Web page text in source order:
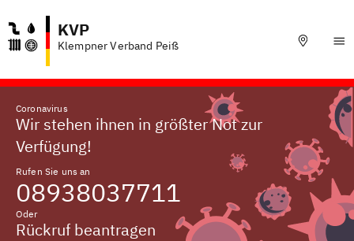
KVP
Klempner Verband Peiß
Coronavirus
Wir stehen ihnen in größter Not zur
Verfügung!
Rufen Sie uns an
08938037711
Oder
Rückruf beantragen